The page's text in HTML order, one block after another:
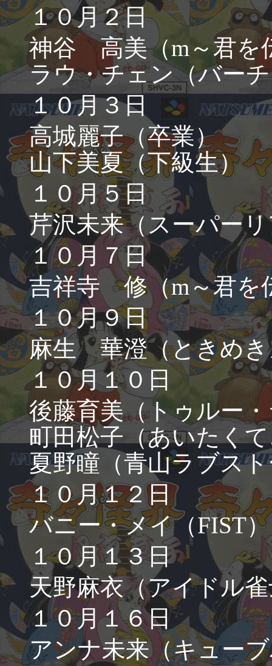
１０月２日
神谷 高美（m～君を
ラウ・チェン（バー
１０月３日
高城麗子（卒業）
山下美夏（下級生）
１０月５日
芹沢未来（スーパー
１０月７日
吉祥寺 修（m～君を
１０月９日
麻生 華澄（ときめき
１０月１０日
後藤育美（トゥルー
町田松子（あいたく
夏野瞳（青山ラブス
１０月１２日
バニー・メイ（FIST）
１０月１３日
天野麻衣（アイドル
１０月１６日
アンナ未来（キュー